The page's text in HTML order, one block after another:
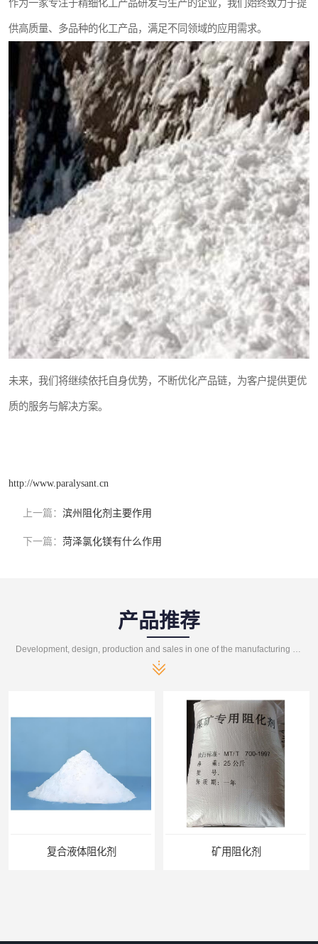
作为一家专注于精细化工产品研发与生产的企业，我们始终致力于提
供高质量、多品种的化工产品，满足不同领域的应用需求。
未来，我们将继续依托自身优势，不断优化产品链，为客户提供更优
质的服务与解决方案。
http://www.paralysant.cn
上一篇： 滨州阻化剂主要作用
下一篇： 菏泽氯化镁有什么作用
产品推荐
Development, design, production and sales in one of the manufacturing enterprises
矿用阻化剂